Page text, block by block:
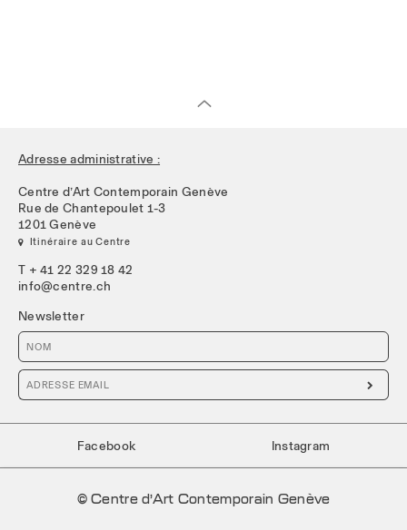
Adresse administrative :
Centre d’Art Contemporain Genève
Rue de Chantepoulet 1-3
1201 Genève
 Itinéraire au Centre
T + 41 22 329 18 42
info@centre.ch
Newsletter

Facebook Instagram
© Centre d’Art Contemporain Genève